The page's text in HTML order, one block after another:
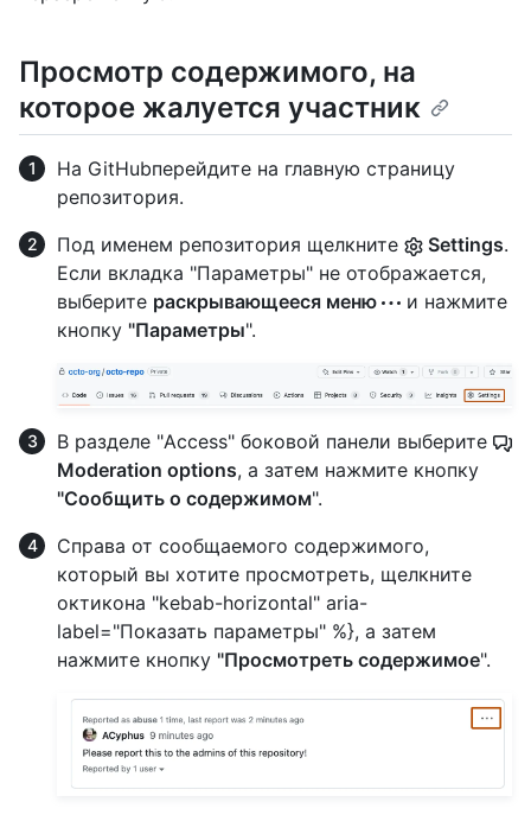
Просмотр содержимого, на
которое жалуется участник
На GitHubперейдите на главную страницу
репозитория.
Под именем репозитория щелкните
Settings.
Если вкладка "Параметры" не отображается,
выберите раскрывающееся меню
и нажмите
кнопку "Параметры".
В разделе "Access" боковой панели выберите
Moderation options, а затем нажмите кнопку
"Сообщить о содержимом".
Справа от сообщаемого содержимого,
который вы хотите просмотреть, щелкните
октикона "kebab-horizontal" aria-
label="Показать параметры" %}, а затем
нажмите кнопку "Просмотреть содержимое".